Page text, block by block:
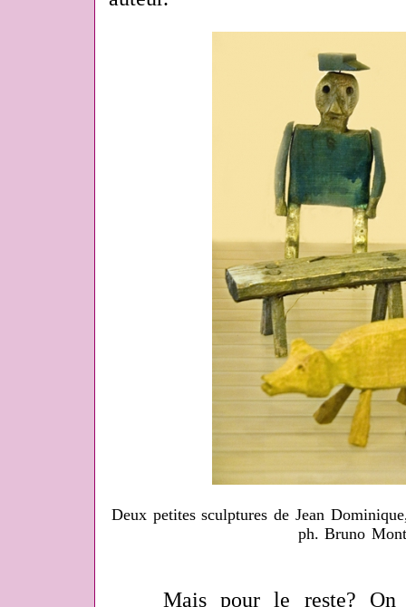
Deux petites sculptures de Jean
ph. Bruno
Mais pour le reste? On